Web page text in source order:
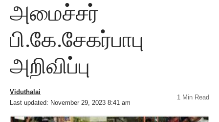
அமைச்சர்
பி.கே.சேகர்பாபு
அறிவிப்பு
Last updated: November 29, 2023 8:41 am
Viduthalai
1 Min Read